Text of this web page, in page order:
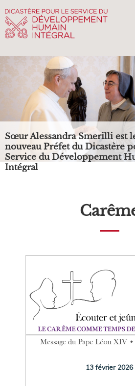
Sœur Alessandra Smerilli est
nouveau Préfet du Dicastère
Service du Développement
Intégral
13 février 2026